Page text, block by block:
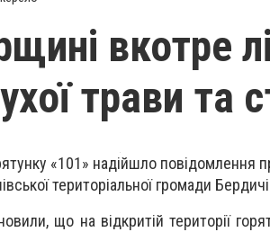
вкотре
трави та
«101» надійшло повідомлення
територіальної громади
що на відкритій території